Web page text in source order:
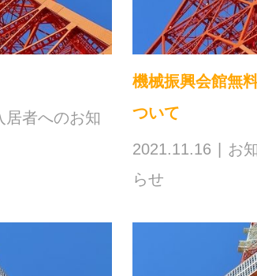
居者へのお知
機械振興会館無
ついて
2021.11.16 お
らせ